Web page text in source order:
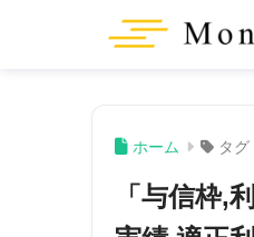
ホーム タグ
「与信枠,